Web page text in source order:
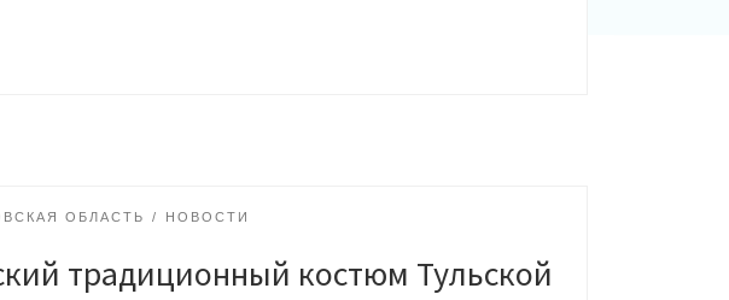
ОБЛАСТЬ НОВОСТИ
традиционный костюм Тульской